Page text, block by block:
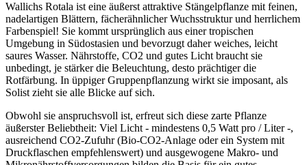
Wallichs Rotala ist eine äußerst attraktive Stängelpflanze mit feinen,
nadelartigen Blättern, fächerähnlicher Wuchsstruktur und herrlichem
Farbenspiel! Sie kommt ursprünglich aus einer tropischen
Umgebung in Südostasien und bevorzugt daher weiches, leicht
saures Wasser. Nährstoffe, CO2 und gutes Licht braucht sie
unbedingt, je stärker die Beleuchtung, desto prächtiger die
Rotfärbung. In üppiger Gruppenpflanzung wirkt sie imposant, als
Solist zieht sie alle Blicke auf sich.
Obwohl sie anspruchsvoll ist, erfreut sich diese zarte Pflanze
äußerster Beliebtheit: Viel Licht - mindestens 0,5 Watt pro / Liter -,
ausreichend CO2-Zufuhr (Bio-CO2-Anlage oder ein System mit
Druckflaschen empfehlenswert) und ausgewogene Makro- und